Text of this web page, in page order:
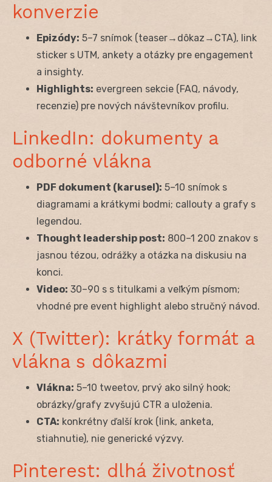
konverzie
Epizódy: 5–7 snímok (teaser→dôkaz→CTA), link
sticker s UTM, ankety a otázky pre engagement
a insighty.
Highlights: evergreen sekcie (FAQ, návody,
recenzie) pre nových návštevníkov profilu.
LinkedIn: dokumenty a
odborné vlákna
PDF dokument (karusel): 5–10 snímok s
diagramami a krátkymi bodmi; callouty a grafy s
legendou.
Thought leadership post: 800–1 200 znakov s
jasnou tézou, odrážky a otázka na diskusiu na
konci.
Video: 30–90 s s titulkami a veľkým písmom;
vhodné pre event highlight alebo stručný návod.
X (Twitter): krátky formát a
vlákna s dôkazmi
Vlákna: 5–10 tweetov, prvý ako silný hook;
obrázky/grafy zvyšujú CTR a uloženia.
CTA: konkrétny ďalší krok (link, anketa,
stiahnutie), nie generické výzvy.
Pinterest: dlhá životnosť